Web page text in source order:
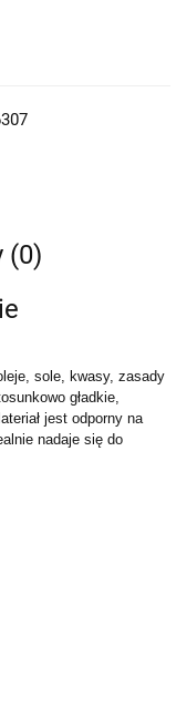
(0)
sole, kwasy, zasady
gładkie,
jest odporny na
nadaje się do